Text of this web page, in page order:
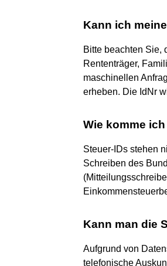
Kann ich
Bitte beachten Sie,
Rententräger,
maschinellen
erheben. Die IdNr
Wie komme
Steuer-IDs stehen
Schreiben des
Kann man die
Aufgrund von
telefonische